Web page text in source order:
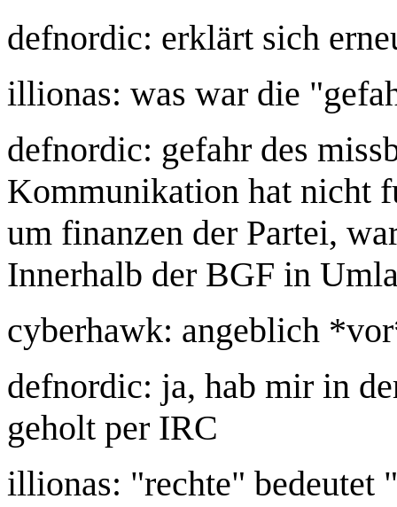
defnordic: erklärt sich
illionas: was war die
defnordic: gefahr des
Kommunikation hat nicht
um finanzen der Partei,
Innerhalb der BGF in
cyberhawk: angeblich
defnordic: ja, hab mir in
geholt per IRC
illionas: "rechte" bedeutet